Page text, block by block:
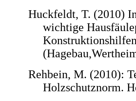
Huckfeldt, T. (2010)
wichtige
Rehbein, M. (2010):
Holzschutznorm.